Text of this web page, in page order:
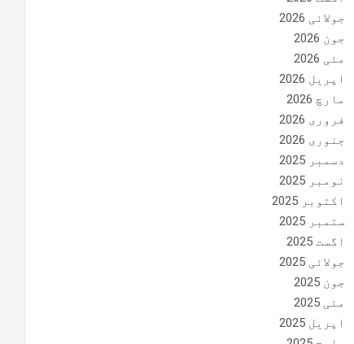
جولائی 2026
جون 2026
مئی 2026
اپریل 2026
مارچ 2026
فروری 2026
جنوری 2026
دسمبر 2025
نومبر 2025
اکتوبر 2025
ستمبر 2025
اگست 2025
جولائی 2025
جون 2025
مئی 2025
اپریل 2025